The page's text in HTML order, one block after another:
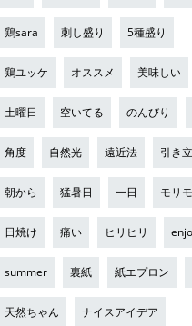
鶏sara 刺し盛り 5種盛り
鶏ユッケ オススメ 美味しい
土曜日 空いてる のんびり
角度 自然光 遠近法 引き
朝から 猛暑日 一日 モリ
日焼け 痛い ヒリヒリ
summer 裏紙 紙エプロン
天然ちゃん ナイスアイデア